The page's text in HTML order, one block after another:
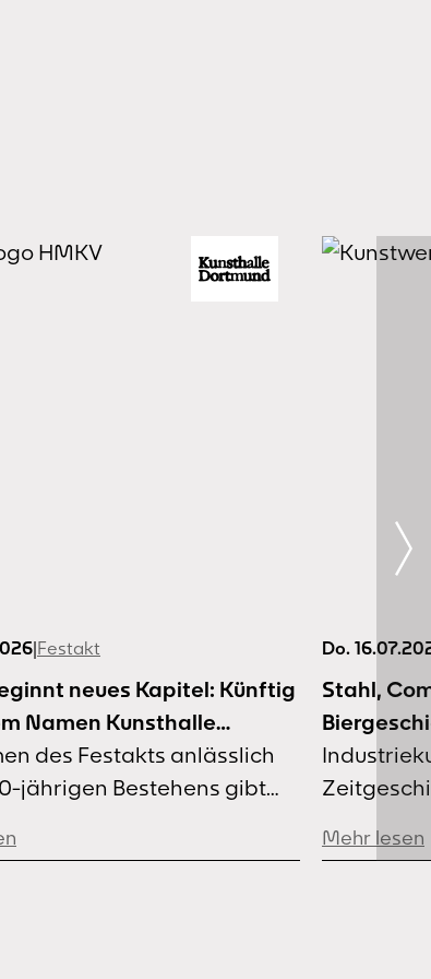
,Top News
|Festakt
neues Kapitel: Künftig
Namen Kunsthalle
des Festakts anlässlich
jährigen Bestehens gibt
bekannt:
Do.
Stahl,
Mehr lesen